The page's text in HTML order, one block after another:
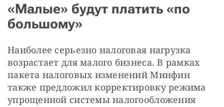
«Малые» будут платить «по
большому»
Наиболее серьезно налоговая нагрузка
возрастает для малого бизнеса. В рамках
пакета налоговых изменений Минфин
также предложил корректировку режима
упрощенной системы налогообложения